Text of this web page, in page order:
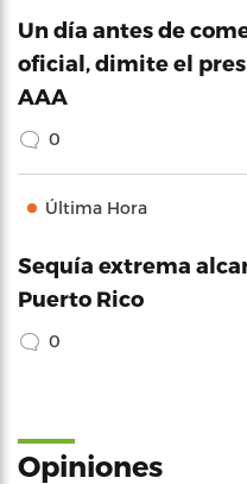
Un día antes de
oficial, dimite el
AAA
0
Última Hora
Sequía extrema
Puerto Rico
0
Opiniones